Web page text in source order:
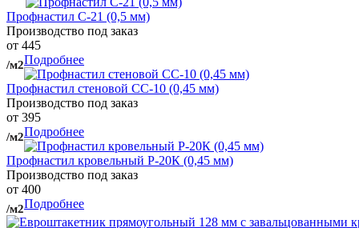
Профнастил С-21 (0,5 мм)
Производство под заказ
от 445
/м2Подробнее
Профнастил стеновой СС-10 (0,45 мм)
Производство под заказ
от 395
/м2Подробнее
Профнастил кровельный Р-20К (0,45 мм)
Производство под заказ
от 400
/м2Подробнее